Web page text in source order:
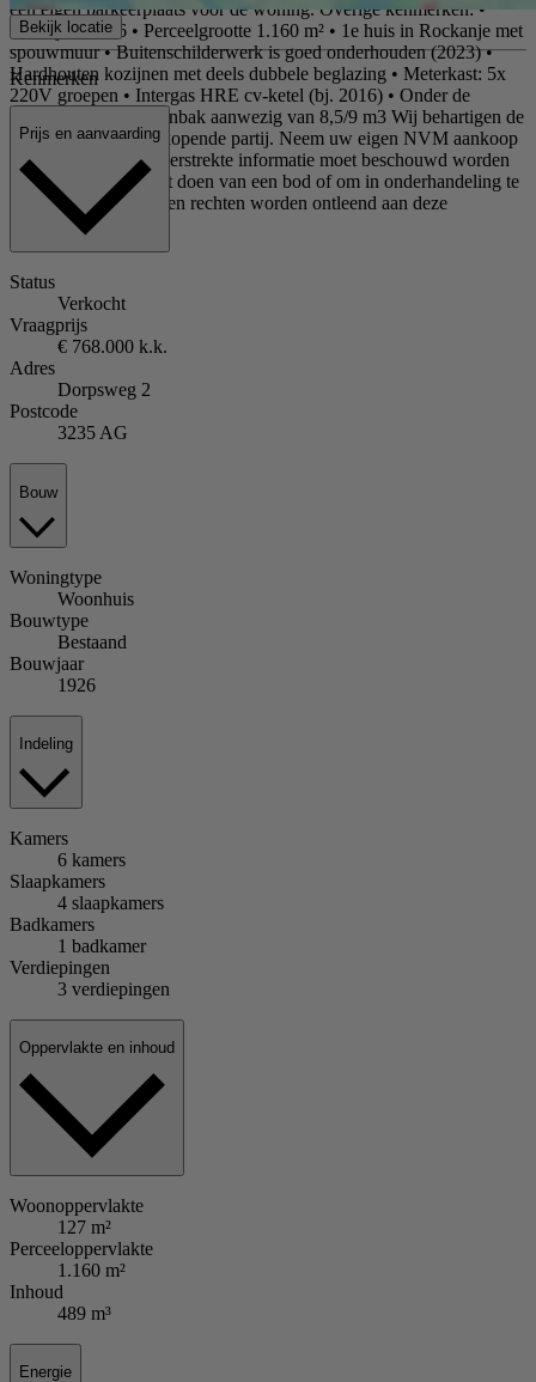
een eigen parkeerplaats voor de woning. Overige kenmerken: •
Bouwjaar 1926 • Perceelgrootte 1.160 m² • 1e huis in Rockanje met
spouwmuur • Buitenschilderwerk is goed onderhouden (2023) •
Hardhouten kozijnen met deels dubbele beglazing • Meterkast: 5x
220V groepen • Intergas HRE cv-ketel (bj. 2016) • Onder de
bijkeuken is een regenbak aanwezig van 8,5/9 m3 Wij behartigen de
belangen van de verkopende partij. Neem uw eigen NVM aankoop
makelaar mee! Alle verstrekte informatie moet beschouwd worden
als uitnodiging tot het doen van een bod of om in onderhandeling te
treden. Er kunnen geen rechten worden ontleend aan deze
woninginformatie.
Bekijk locatie
Kenmerken
Prijs en aanvaarding
Status
Verkocht
Vraagprijs
€ 768.000 k.k.
Adres
Dorpsweg 2
Postcode
3235 AG
Bouw
Woningtype
Woonhuis
Bouwtype
Bestaand
Bouwjaar
1926
Indeling
Kamers
6 kamers
Slaapkamers
4 slaapkamers
Badkamers
1 badkamer
Verdiepingen
3 verdiepingen
Oppervlakte en inhoud
Woonoppervlakte
127 m²
Perceeloppervlakte
1.160 m²
Inhoud
489 m³
Energie